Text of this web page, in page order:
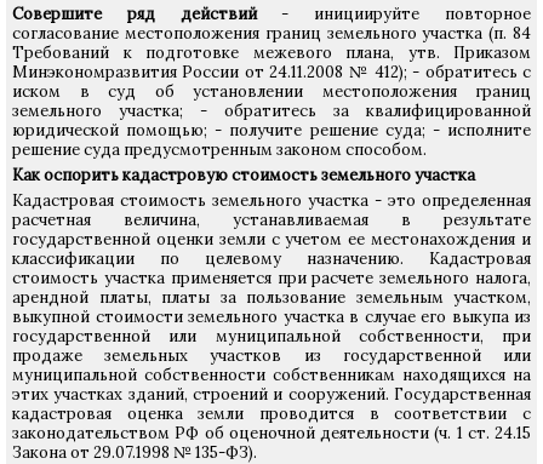
Совершите ряд действий- инициируйте повторное
согласование местоположения границ земельного участка (п. 84
Требований к подготовке межевого плана, утв. Приказом
Минэкономразвития России от 24.11.2008 № 412); - обратитесь с
иском в суд об установлении местоположения границ
земельного участка; - обратитесь за квалифицированной
юридической помощью; - получите решение суда; - исполните
решение суда предусмотренным законом способом.
Как оспорить кадастровую стоимость земельного участка
Кадастровая стоимость земельного участка - это определенная
расчетная величина, устанавливаемая в результате
государственной оценки земли с учетом ее местонахождения и
классификации по целевому назначению. Кадастровая
стоимость участка применяется при расчете земельного налога,
арендной платы, платы за пользование земельным участком,
выкупной стоимости земельного участка в случае его выкупа из
государственной или муниципальной собственности, при
продаже земельных участков из государственной или
муниципальной собственности собственникам находящихся на
этих участках зданий, строений и сооружений. Государственная
кадастровая оценка земли проводится в соответствии с
законодательством РФ об оценочной деятельности (ч. 1 ст. 24.15
Закона от 29.07.1998 № 135-ФЗ).